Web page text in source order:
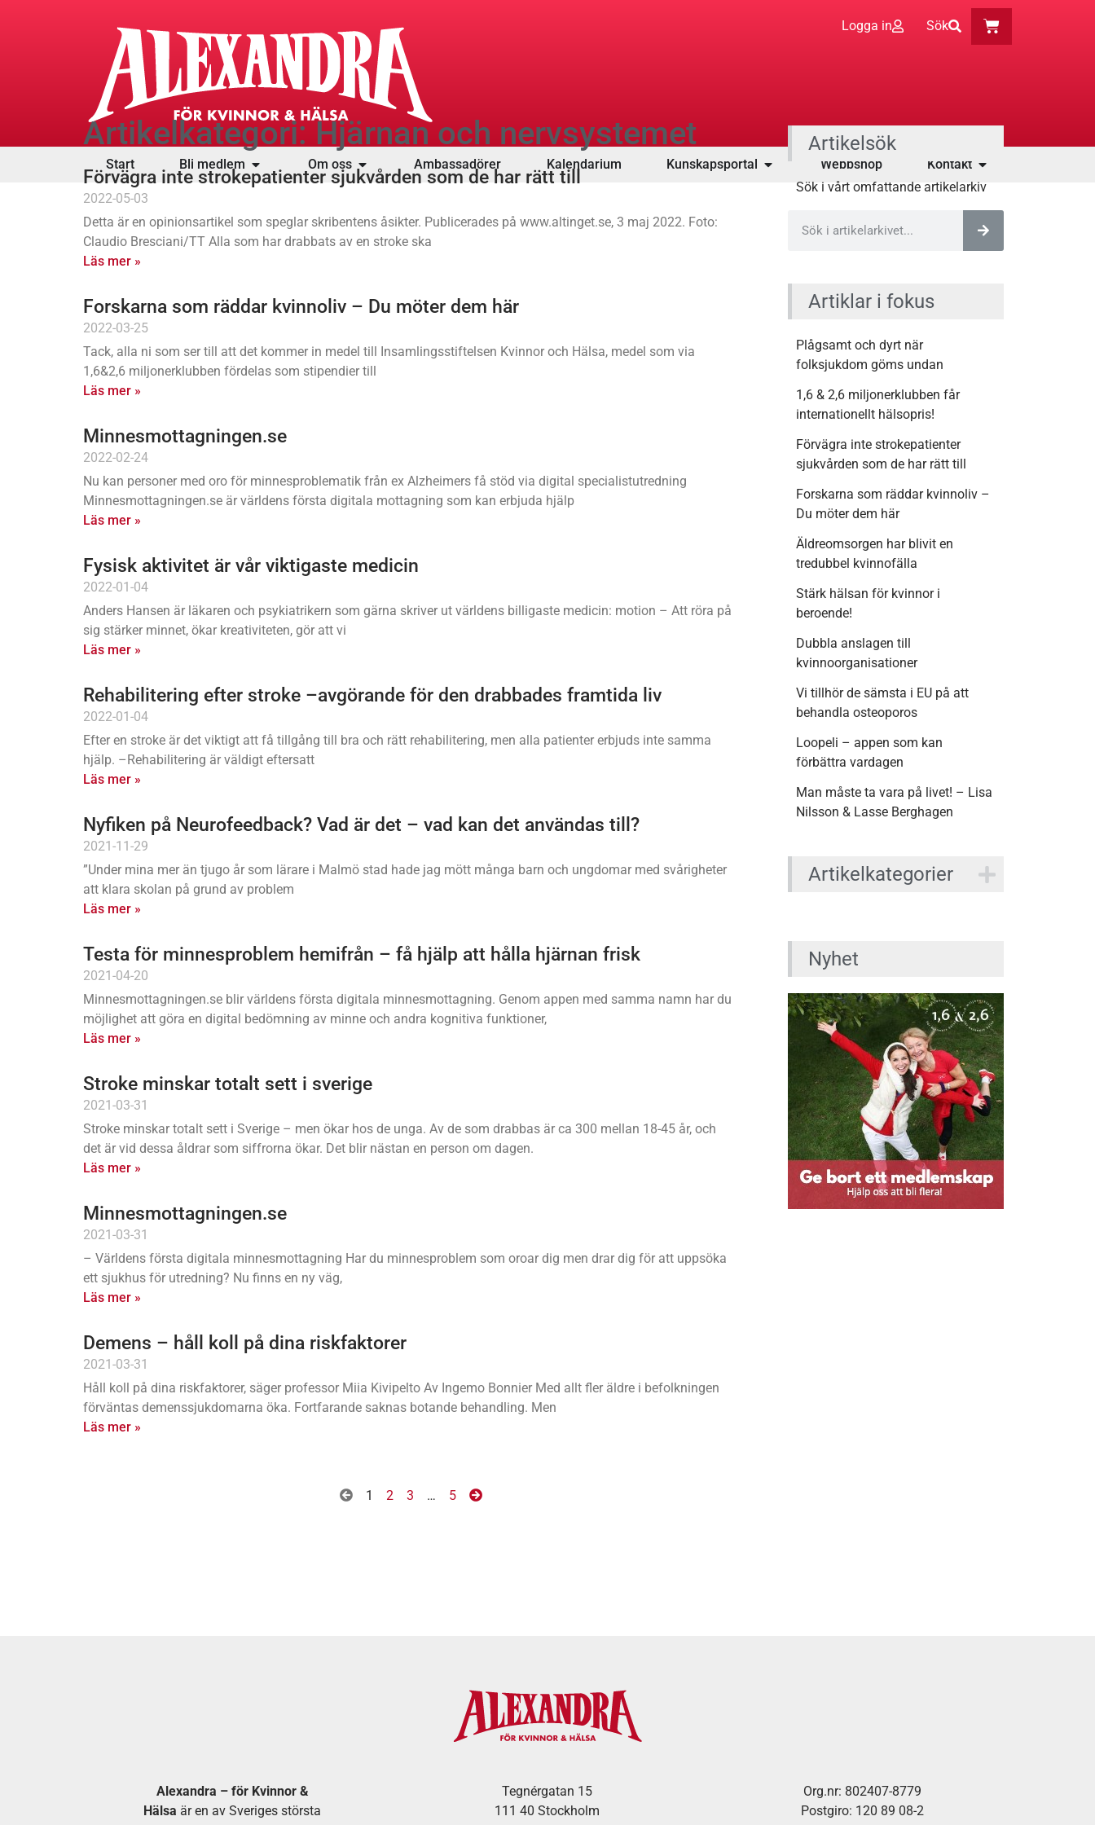
Logga in Sök
Start Bli medlem Om oss Ambassadörer Kalendarium Kunskapsportal Webbshop Kontakt
Artikelkategori: Hjärnan och nervsystemet
Förvägra inte strokepatienter sjukvården som de har rätt till
2022-05-03
Detta är en opinionsartikel som speglar skribentens åsikter. Publicerades på www.altinget.se, 3 maj 2022. Foto:
Claudio Bresciani/TT Alla som har drabbats av en stroke ska
Läs mer »
Forskarna som räddar kvinnoliv – Du möter dem här
2022-03-25
Tack, alla ni som ser till att det kommer in medel till Insamlingsstiftelsen Kvinnor och Hälsa, medel som via
1,6&2,6 miljonerklubben fördelas som stipendier till
Läs mer »
Minnesmottagningen.se
2022-02-24
Nu kan personer med oro för minnesproblematik från ex Alzheimers få stöd via digital specialistutredning
Minnesmottagningen.se är världens första digitala mottagning som kan erbjuda hjälp
Läs mer »
Fysisk aktivitet är vår viktigaste medicin
2022-01-04
Anders Hansen är läkaren och psykiatrikern som gärna skriver ut världens billigaste medicin: motion – Att röra på
sig stärker minnet, ökar kreativiteten, gör att vi
Läs mer »
Rehabilitering efter stroke –avgörande för den drabbades framtida liv
2022-01-04
Efter en stroke är det viktigt att få tillgång till bra och rätt rehabilitering, men alla patienter erbjuds inte samma
hjälp. –Rehabilitering är väldigt eftersatt
Läs mer »
Nyfiken på Neurofeedback? Vad är det – vad kan det användas till?
2021-11-29
”Under mina mer än tjugo år som lärare i Malmö stad hade jag mött många barn och ungdomar med svårigheter
att klara skolan på grund av problem
Läs mer »
Testa för minnesproblem hemifrån – få hjälp att hålla hjärnan frisk
2021-04-20
Minnesmottagningen.se blir världens första digitala minnesmottagning. Genom appen med samma namn har du
möjlighet att göra en digital bedömning av minne och andra kognitiva funktioner,
Läs mer »
Stroke minskar totalt sett i sverige
2021-03-31
Stroke minskar totalt sett i Sverige – men ökar hos de unga. Av de som drabbas är ca 300 mellan 18-45 år, och
det är vid dessa åldrar som siffrorna ökar. Det blir nästan en person om dagen.
Läs mer »
Minnesmottagningen.se
2021-03-31
– Världens första digitala minnesmottagning Har du minnesproblem som oroar dig men drar dig för att uppsöka
ett sjukhus för utredning? Nu finns en ny väg,
Läs mer »
Demens – håll koll på dina riskfaktorer
2021-03-31
Håll koll på dina riskfaktorer, säger professor Miia Kivipelto Av Ingemo Bonnier Med allt fler äldre i befolkningen
förväntas demenssjukdomarna öka. Fortfarande saknas botande behandling. Men
Läs mer »
1 2 3 … 5
Artikelsök
Sök i vårt omfattande artikelarkiv
Artiklar i fokus
Plågsamt och dyrt när
folksjukdom göms undan
1,6 & 2,6 miljonerklubben får
internationellt hälsopris!
Förvägra inte strokepatienter
sjukvården som de har rätt till
Forskarna som räddar kvinnoliv –
Du möter dem här
Äldreomsorgen har blivit en
tredubbel kvinnofälla
Stärk hälsan för kvinnor i
beroende!
Dubbla anslagen till
kvinnoorganisationer
Vi tillhör de sämsta i EU på att
behandla osteoporos
Loopeli – appen som kan
förbättra vardagen
Man måste ta vara på livet! – Lisa
Nilsson & Lasse Berghagen
Artikelkategorier
Nyhet
Alexandra – för Kvinnor &
Hälsa är en av Sveriges största
Tegnérgatan 15
111 40 Stockholm
Org.nr: 802407-8779
Postgiro: 120 89 08-2